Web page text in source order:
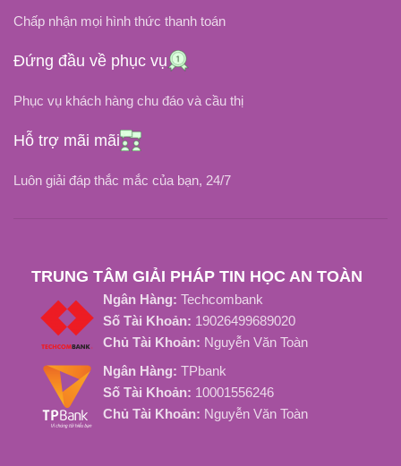
100V ~ 240V
DÒNG ĐIỆN 3.34A
CHÂN CẮM
Chấp nhận mọi hình thức thanh toán
Đứng đầu về phục vụ
Phục vụ khách hàng chu đáo và cầu thị
Hỗ trợ mãi mãi
Luôn giải đáp thắc mắc của bạn, 24/7
TRUNG TÂM GIẢI PHÁP TIN HỌC AN TOÀN
Ngân Hàng: Techcombank
Số Tài Khoản: 19026499689020
Chủ Tài Khoản: Nguyễn Văn Toàn
Ngân Hàng: TPbank
Số Tài Khoản: 10001556246
Chủ Tài Khoản: Nguyễn Văn Toàn